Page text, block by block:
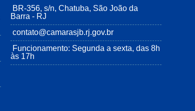
BR-356, s/n, Chatuba, São João da
Barra - RJ
contato@camarasjb.rj.gov.br
Funcionamento: Segunda a sexta, das 8h
às 17h